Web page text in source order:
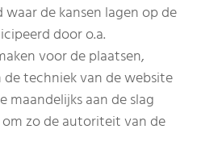
de kansen lagen op de
door o.a.
voor de plaatsen,
techniek van de website
maandelijks aan de slag
zo de autoriteit van de